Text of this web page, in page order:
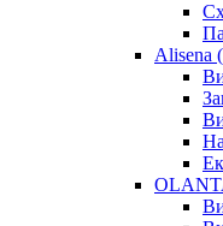
Alisena